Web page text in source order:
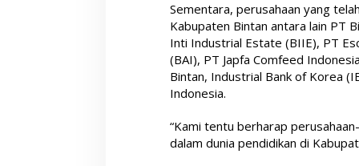
Sementara, perusahaan yang
Kabupaten Bintan antara lain PT
Inti Industrial Estate (BIIE), PT
(BAI), PT Japfa Comfeed
Bintan, Industrial Bank of Korea
Indonesia.
“Kami tentu berharap
dalam dunia pendidikan di